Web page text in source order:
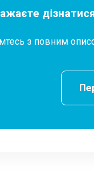
з повним